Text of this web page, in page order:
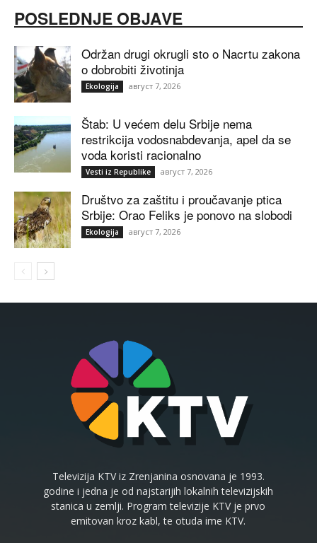
POSLEDNJE OBJAVE
Održan drugi okrugli sto o Nacrtu zakona
o dobrobiti životinja
Ekologija август 7, 2026
Štab: U većem delu Srbije nema
restrikcija vodosnabdevanja, apel da se
voda koristi racionalno
Vesti iz Republike август 7, 2026
Društvo za zaštitu i proučavanje ptica
Srbije: Orao Feliks je ponovo na slobodi
Ekologija август 7, 2026
Televizija KTV iz Zrenjanina osnovana je 1993.
godine i jedna je od najstarijih lokalnih televizijskih
stanica u zemlji. Program televizije KTV je prvo
emitovan kroz kabl, te otuda ime KTV.